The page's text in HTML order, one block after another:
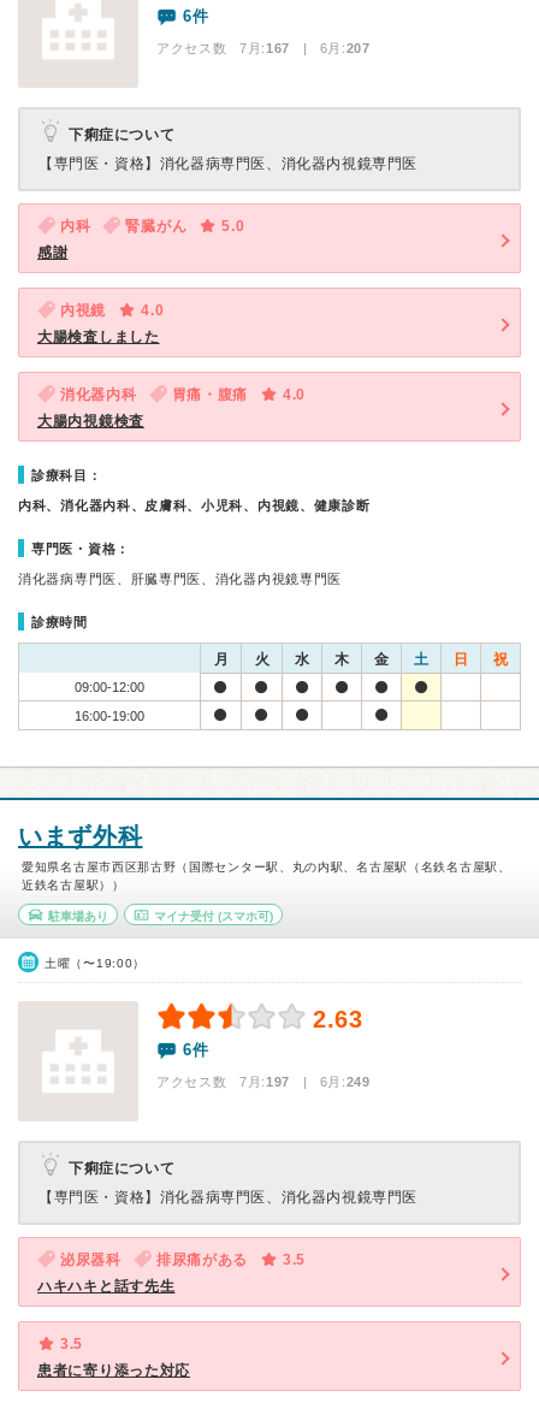
6件
アクセス数 7月:167 | 6月:207
下痢症について
【専門医・資格】 消化器病専門医、消化器内視鏡専門医
内科 腎臓がん
5.0
感謝
内視鏡
4.0
大腸検査しました
消化器内科 胃痛・腹痛
4.0
大腸内視鏡検査
診療科目：
内科、消化器内科、皮膚科、小児科、内視鏡、健康診断
専門医・資格：
消化器病専門医、肝臓専門医、消化器内視鏡専門医
診療時間
月 火 水 木 金 土 日 祝
09:00-12:00
16:00-19:00
いまず外科
愛知県名古屋市西区那古野（国際センター駅、丸の内駅、名古屋駅（名鉄名古屋駅、
近鉄名古屋駅））
駐車場あり マイナ受付(スマホ可)
土曜（〜19:00）
2.63
6件
アクセス数 7月:197 | 6月:249
下痢症について
【専門医・資格】 消化器病専門医、消化器内視鏡専門医
泌尿器科 排尿痛がある
3.5
ハキハキと話す先生
3.5
患者に寄り添った対応